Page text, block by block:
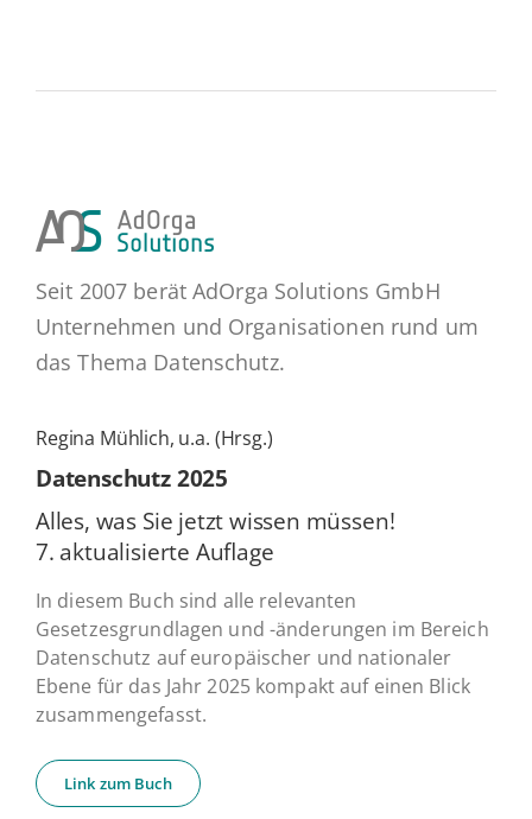
Seit 2007 berät AdOrga Solutions GmbH
Unternehmen und Organisationen rund um
das Thema Datenschutz.
Regina Mühlich, u.a. (Hrsg.)
Daten­schutz 2025
Alles, was Sie jetzt wissen müssen!
7. ak­tua­li­sier­te Auflage
In diesem Buch sind alle relevanten
Gesetzesgrundlagen und -änderungen im Bereich
Datenschutz auf europäischer und nationaler
Ebene für das Jahr 2025 kompakt auf einen Blick
zusammengefasst.
Link zum Buch